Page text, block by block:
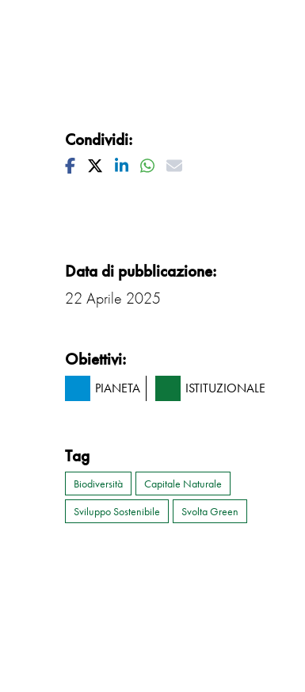
Condividi:
Facebook
TwitterLinkedinWhatsapp
Mail
Data di pubblicazione:
22 Aprile 2025
Obiettivi:
PIANETA ISTITUZIONALE
Tag
Biodiversità
Capitale Naturale
Sviluppo Sostenibile
Svolta Green